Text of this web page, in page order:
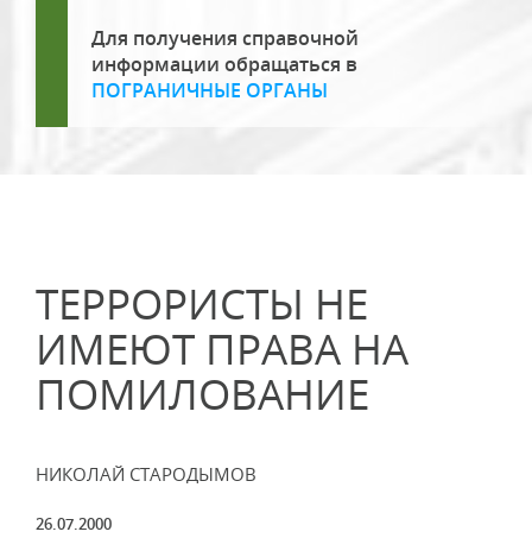
Для получения справочной
информации обращаться в
ПОГРАНИЧНЫЕ ОРГАНЫ
ТЕРРОРИСТЫ НЕ
ИМЕЮТ ПРАВА НА
ПОМИЛОВАНИЕ
НИКОЛАЙ СТАРОДЫМОВ
26.07.2000